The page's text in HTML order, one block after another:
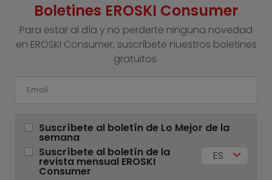
Boletines EROSKI Consumer
Para estar al día y no perderte ninguna novedad
en EROSKI Consumer, suscríbete nuestros boletines
gratuitos.
Suscríbete al boletín de Lo Mejor de la
semana
Suscríbete al boletín de la
revista mensual EROSKI
Consumer
ES